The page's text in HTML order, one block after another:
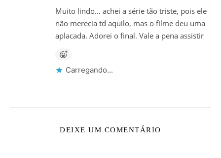
Muito lindo… achei a série tão triste, pois ele
não merecia td aquilo, mas o filme deu uma
aplacada. Adorei o final. Vale a pena assistir
Carregando...
DEIXE UM COMENTÁRIO